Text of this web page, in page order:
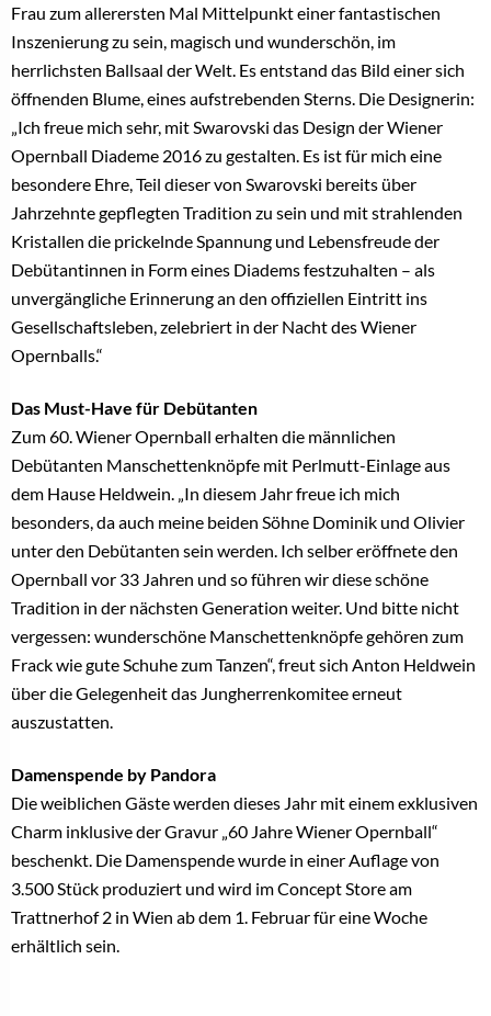
Frau zum allerersten Mal Mittelpunkt einer fantastischen
Inszenierung zu sein, magisch und wunderschön, im
herrlichsten Ballsaal der Welt. Es entstand das Bild einer sich
öffnenden Blume, eines aufstrebenden Sterns. Die Designerin:
„Ich freue mich sehr, mit Swarovski das Design der Wiener
Opernball Diademe 2016 zu gestalten. Es ist für mich eine
besondere Ehre, Teil dieser von Swarovski bereits über
Jahrzehnte gepflegten Tradition zu sein und mit strahlenden
Kristallen die prickelnde Spannung und Lebensfreude der
Debütantinnen in Form eines Diadems festzuhalten – als
unvergängliche Erinnerung an den offiziellen Eintritt ins
Gesellschaftsleben, zelebriert in der Nacht des Wiener
Opernballs.“
Das Must-Have für Debütanten
Zum 60. Wiener Opernball erhalten die männlichen
Debütanten Manschettenknöpfe mit Perlmutt-Einlage aus
dem Hause Heldwein. „In diesem Jahr freue ich mich
besonders, da auch meine beiden Söhne Dominik und Olivier
unter den Debütanten sein werden. Ich selber eröffnete den
Opernball vor 33 Jahren und so führen wir diese schöne
Tradition in der nächsten Generation weiter. Und bitte nicht
vergessen: wunderschöne Manschettenknöpfe gehören zum
Frack wie gute Schuhe zum Tanzen“, freut sich Anton Heldwein
über die Gelegenheit das Jungherrenkomitee erneut
auszustatten.
Damenspende by Pandora
Die weiblichen Gäste werden dieses Jahr mit einem exklusiven
Charm inklusive der Gravur „60 Jahre Wiener Opernball“
beschenkt. Die Damenspende wurde in einer Auflage von
3.500 Stück produziert und wird im Concept Store am
Trattnerhof 2 in Wien ab dem 1. Februar für eine Woche
erhältlich sein.